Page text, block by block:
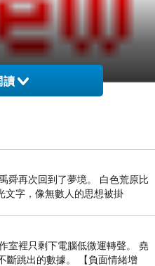
買多益證書|畢業證
，歡迎來信洽詢
作|買學歷|買證書|買學
買多益證書|畢業證
，歡迎來信洽詢
讀
舜再次回到了夢境。 白色荒原比
文字，像無數人的思想被掛
室裡只剩下電腦低微運轉聲。 堯
斷跳出的數據。 【負面情緒增